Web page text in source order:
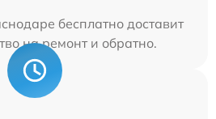
бесплатно доставит
на ремонт и обратно.